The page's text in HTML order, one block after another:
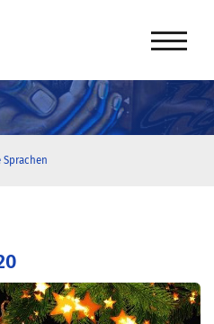
Sprachen